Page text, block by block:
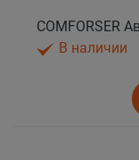
В наличии